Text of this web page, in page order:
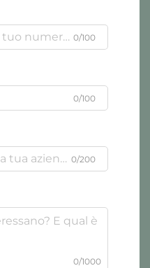
0/100
0/100
0/200
0/1000